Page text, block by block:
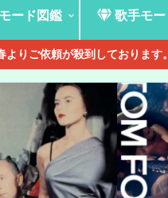
ード図鑑 歌手モ
りご依頼が殺到しております。